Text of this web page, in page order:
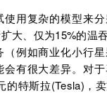
用复杂的模型来
大、仅为15%的温
例如商业化小行
有很大差异。对
特斯拉(Tesla)，